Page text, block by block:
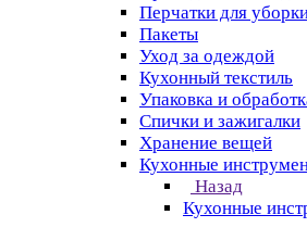
Перчатки для
Пакеты
Уход за одеждой
Кухонный текстиль
Упаковка и
Спички и зажигалки
Хранение вещей
Кухонные
Назад
Кухонные